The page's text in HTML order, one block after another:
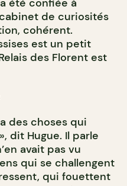
été confiée à
de curiosités
cohérent.
est un petit
des Florent est
des choses qui
dit Hugue. Il parle
avait pas vu
qui se challengent
qui fouettent